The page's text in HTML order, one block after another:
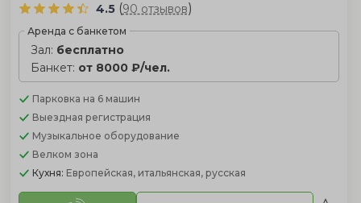
4.5 (90 отзывов)
Аренда с банкетом
Зал: бесплатно
Банкет: от 8000 ₽/чел.
Парковка на 6 машин
Выездная регистрация
Музыкальное оборудование
Велком зона
Кухня: Европейская, итальянская, русская